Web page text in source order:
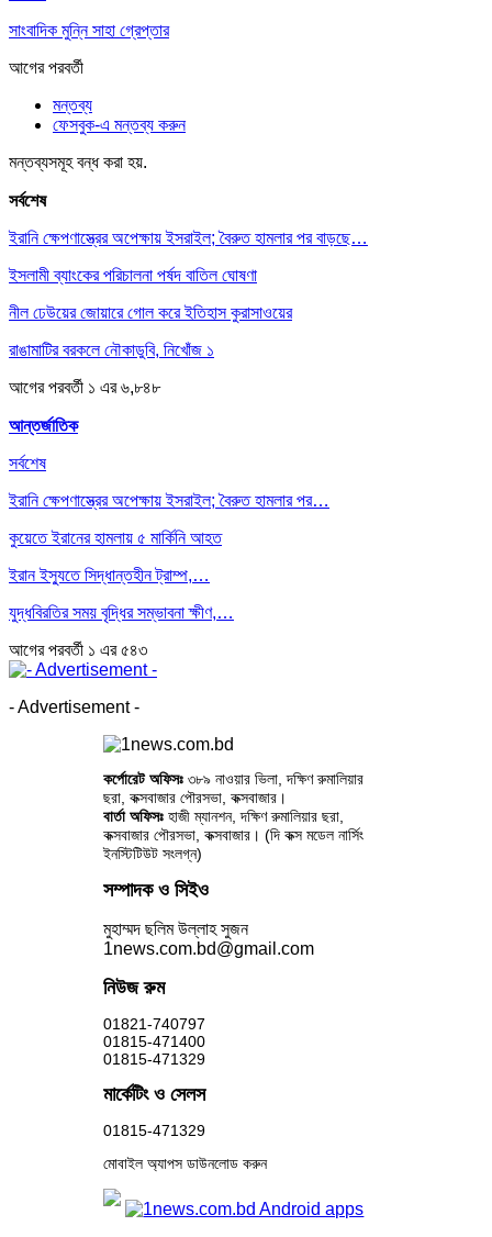
সাংবাদিক মুন্নি সাহা গ্রেপ্তার
আগেরপরবর্তী
মন্তব্য
ফেসবুক-এ মন্তব্য করুন
মন্তব্যসমূহ বন্ধ করা হয়.
সর্বশেষ
ইরানি ক্ষেপণাস্ত্রের অপেক্ষায় ইসরাইল; বৈরুত হামলার পর বাড়ছে…
ইসলামী ব্যাংকের পরিচালনা পর্ষদ বাতিল ঘোষণা
নীল ঢেউয়ের জোয়ারে গোল করে ইতিহাস কুরাসাওয়ের
রাঙামাটির বরকলে নৌকাডুবি, নিখোঁজ ১
আগেরপরবর্তী ১ এর ৬,৮৪৮
আন্তর্জাতিক
সর্বশেষ
ইরানি ক্ষেপণাস্ত্রের অপেক্ষায় ইসরাইল; বৈরুত হামলার পর…
কুয়েতে ইরানের হামলায় ৫ মার্কিনি আহত
ইরান ইস্যুতে সিদ্ধান্তহীন ট্রাম্প,…
যুদ্ধবিরতির সময় বৃদ্ধির সম্ভাবনা ক্ষীণ,…
আগেরপরবর্তী ১ এর ৫৪৩
- Advertisement -
কর্পোরেট অফিসঃ ৩৮৯ নাওয়ার ভিলা, দক্ষিণ রুমালিয়ার
ছরা, কক্সবাজার পৌরসভা, কক্সবাজার।
বার্তা অফিসঃহাজী ম্যানশন, দক্ষিণ রুমালিয়ার ছরা,
কক্সবাজার পৌরসভা, কক্সবাজার। (দি কক্স মডেল নার্সিং
ইনস্টিটিউট সংলগ্ন)
সম্পাদক ও সিইও
মুহাম্মদ ছলিম উল্লাহ সুজন
1news.com.bd@gmail.com
নিউজ রুম
01821-740797
01815-471400
01815-471329
মার্কেটিং ও সেলস
01815-471329
মোবাইল অ্যাপস ডাউনলোড করুন